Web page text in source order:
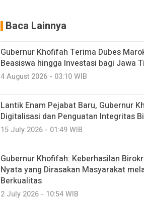
Baca Lainnya
Gubernur Khofifah Terima Dubes
Beasiswa hingga Investasi bagi Jawa
4 August 2026 - 03:10 WIB
Lantik Enam Pejabat Baru, Gubernur
Digitalisasi dan Penguatan Integritas
15 July 2026 - 01:49 WIB
Gubernur Khofifah: Keberhasilan
Nyata yang Dirasakan Masyarakat
Berkualitas
2 July 2026 - 10:54 WIB